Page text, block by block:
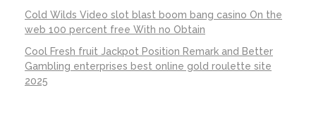
Cold Wilds Video slot blast boom bang casino On the
web 100 percent free With no Obtain
Cool Fresh fruit Jackpot Position Remark and Better
Gambling enterprises best online gold roulette site
2025